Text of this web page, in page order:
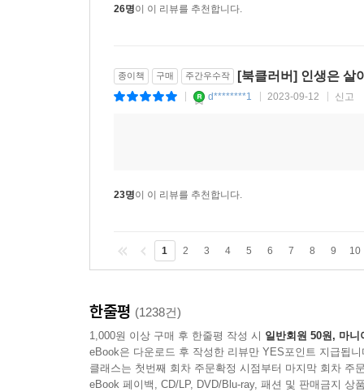
26명이 이 리뷰를 추천합니다.
종이책 구매 주간우수작 [북클러버] 인생은 살
d********1 2023-09-12 신고
23명이 이 리뷰를 추천합니다.
1 2 3 4 5 6 7 8 9 10
한줄평 (1238건)
1,000원 이상 구매 후 한줄평 작성 시 일반회원 50원, 마니
eBook은 다운로드 후 작성한 리뷰만 YES포인트 지급됩니
클래스는 첫번째 회차 주문확정 시점부터 마지막 회차 주
eBook 페이백, CD/LP, DVD/Blu-ray, 패션 및 판매금지 상